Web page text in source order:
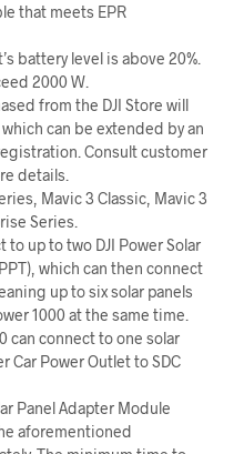
that meets EPR
battery level is above 20%.
2000 W.
from the DJI Store will
can be extended by an
Consult customer
details.
Mavic 3 Classic, Mavic 3
Series.
to up to two DJI Power Solar
which can then connect
up to six solar panels
1000 at the same time.
can connect to one solar
Car Power Outlet to SDC
Panel Adapter Module
aforementioned